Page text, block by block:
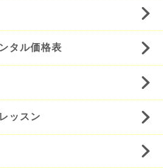
タル価格表
ッスン